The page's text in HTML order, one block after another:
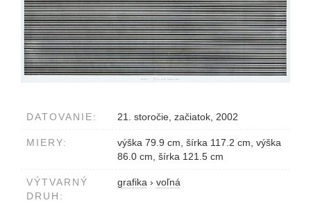
DATOVANIE: 21. storočie, začiatok, 2002
MIERY:
výška 79.9 cm, šírka 117.2 cm, výška
86.0 cm, šírka 121.5 cm
VÝTVARNÝ
DRUH:
grafika › voľná